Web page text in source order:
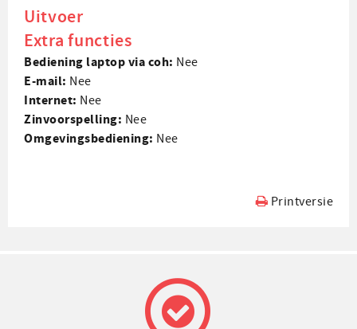
Uitvoer
Extra functies
Bediening laptop via coh: Nee
E-mail: Nee
Internet: Nee
Zin­voorspelling: Nee
Omgevings­bediening: Nee
Printversie